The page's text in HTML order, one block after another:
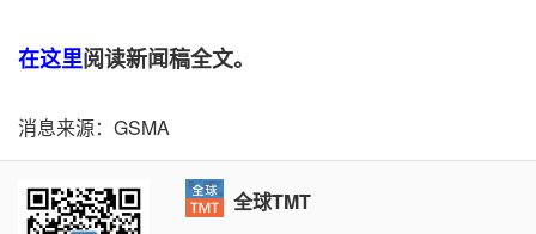
在这里阅读新闻稿全文。
消息来源：GSMA
全球TMT